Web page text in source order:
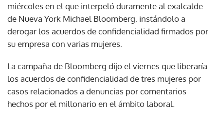
miércoles en el que interpeló duramente al exalcalde
de Nueva York Michael Bloomberg, instándolo a
derogar los acuerdos de confidencialidad firmados por
su empresa con varias mujeres.
La campaña de Bloomberg dijo el viernes que liberaría
los acuerdos de confidencialidad de tres mujeres por
casos relacionados a denuncias por comentarios
hechos por el millonario en el ámbito laboral.